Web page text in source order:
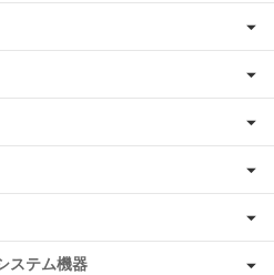
ステム機器